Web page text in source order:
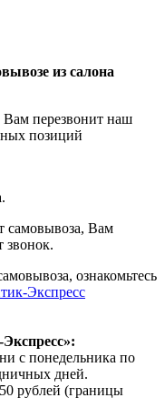
из салона
Вам перезвонит наш
позиций
самовывоза, Вам
звонок.
ознакомьтесь
Экспресс
с понедельника по
дней.
рублей (границы